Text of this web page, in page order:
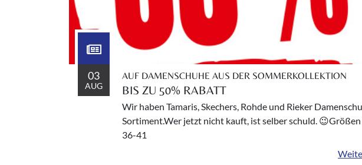
03
AUG
AUF DAMENSCHUHE AUS DER SOMMERKOLLEKTION
BIS ZU 50% RABATT
Wir haben Tamaris, Skechers, Rohde und Rieker
Sortiment.Wer jetzt nicht kauft, ist selber schuld.
36-41